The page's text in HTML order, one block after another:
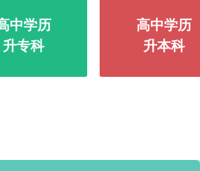
中学历
升专科
高中学历
升本科